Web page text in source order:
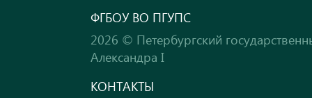
ФГБОУ ВО ПГУПС
2026 © Петербургский
Александра I
КОНТАКТЫ